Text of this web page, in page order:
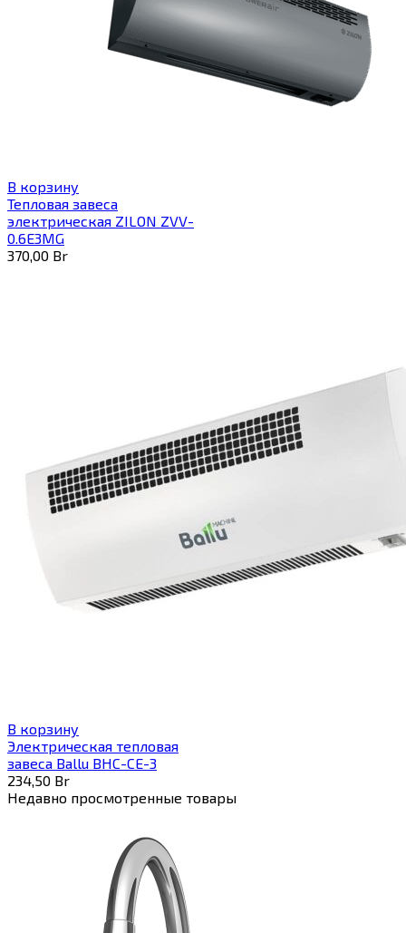
В корзину
Тепловая завеса
электрическая ZILON ZVV-
0.6E3MG
370,00 Br
В корзину
Электрическая тепловая
завеса Ballu BHC-CE-3
234,50 Br
Недавно просмотренные товары